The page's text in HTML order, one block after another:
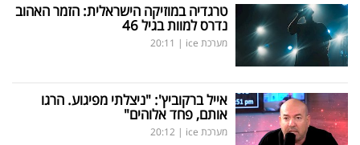
טרגדיה במוזיקה הישראלית: הזמר האהוב
נדרס למוות בגיל 46
מערכת ice |
20:11
אייל ברקוביץ': "ניצלתי מפיגוע. הרגו
אותם, פחד אלוהים"
מערכת ice |
20:12